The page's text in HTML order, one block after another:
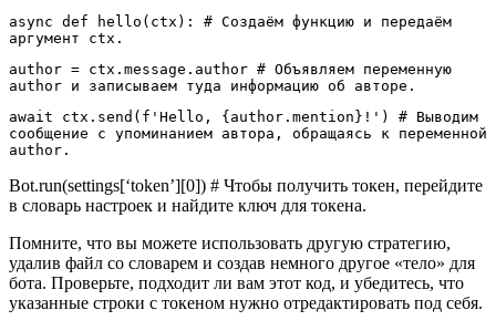
async def hello(ctx): # Создаём функцию и передаём
аргумент ctx.
author = ctx.message.author # Объявляем переменную
author и записываем туда информацию об авторе.
await ctx.send(f'Hello, {author.mention}!') # Выводим
сообщение с упоминанием автора, обращаясь к переменной
author.
Bot.run(settings[‘token’][0]) # Чтобы получить токен, перейдите
в словарь настроек и найдите ключ для токена.
Помните, что вы можете использовать другую стратегию,
удалив файл со словарем и создав немного другое «тело» для
бота. Проверьте, подходит ли вам этот код, и убедитесь, что
указанные строки с токеном нужно отредактировать под себя.